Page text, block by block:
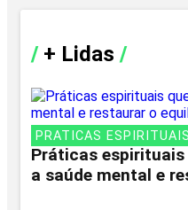
/+ Lidas /
PRATICAS ESPIRITUAIS
Práticas
a saúde mental e